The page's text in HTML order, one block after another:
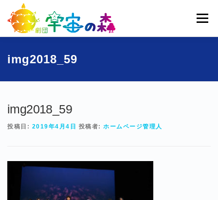
ッ
メニュー
ホーム 宇宙の森とは
img2018_59
img2018_59
投稿日: 2019年4月4日 投稿者: ホームページ管理人